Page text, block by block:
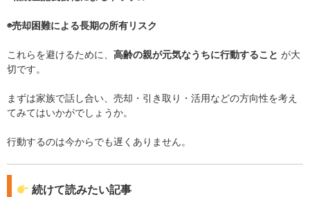
◉売却困難による長期の所有リスク
これらを避けるために、 高齢の親が元気なうちに行動すること が大
切です。
まずは家族で話し合い、売却・引き取り・活用などの方向性を考え
てみてはいかがでしょうか。
行動するのは今からでも遅くありません。
続けて読みたい記事